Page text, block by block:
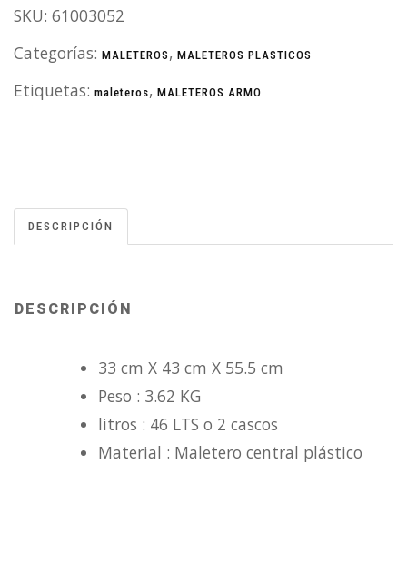
SKU: 61003052
Categorías: MALETEROS , MALETEROS PLASTICOS
Etiquetas: maleteros, MALETEROS ARMO
DESCRIPCIÓN
DESCRIPCIÓN
33 cm X 43 cm X 55.5 cm
Peso : 3.62 KG
litros : 46 LTS o 2 cascos
Material : Maletero central plástico